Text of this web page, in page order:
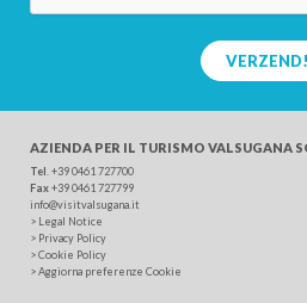
VERZEND!
AZIENDA PER IL TURISMO VALSUGANA
Tel . +39 0461 727700
Fax+39 0461 727799
info@visitvalsugana.it
> Legal Notice
> Privacy Policy
>Cookie Policy
>Aggiorna preferenze Cookie